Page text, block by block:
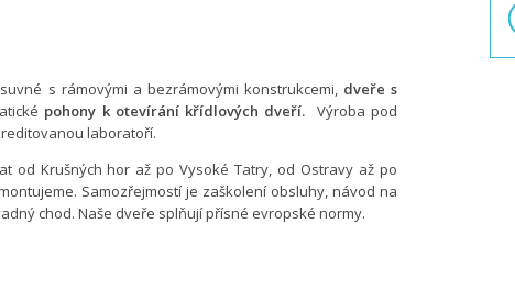
s rámovými a bezrámovými konstrukcemi, dveře s
pohony k otevírání křídlových dveří. Výroba pod
laboratoří.
od Krušných hor až po Vysoké Tatry, od Ostravy až po
Samozřejmostí je zaškolení obsluhy, návod na
chod. Naše dveře splňují přísné evropské normy.